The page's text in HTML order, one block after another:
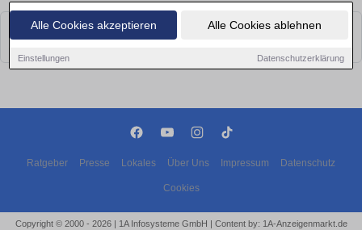
Alle Cookies akzeptieren Alle Cookies ablehnen
Einstellungen Datenschutzerklärung
Leider konnten wir derzeit keine passenden Objekte finden. Schauen Sie
Ratgeber Presse Lokales Über Uns Impressum Datenschutz
Cookies
Copyright © 2000 - 2026 | 1A Infosysteme GmbH | Content by: 1A-Anzeigenmarkt.de